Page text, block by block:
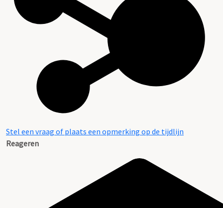
Stel een vraag of plaats een opmerking op de tijdlijn
Reageren